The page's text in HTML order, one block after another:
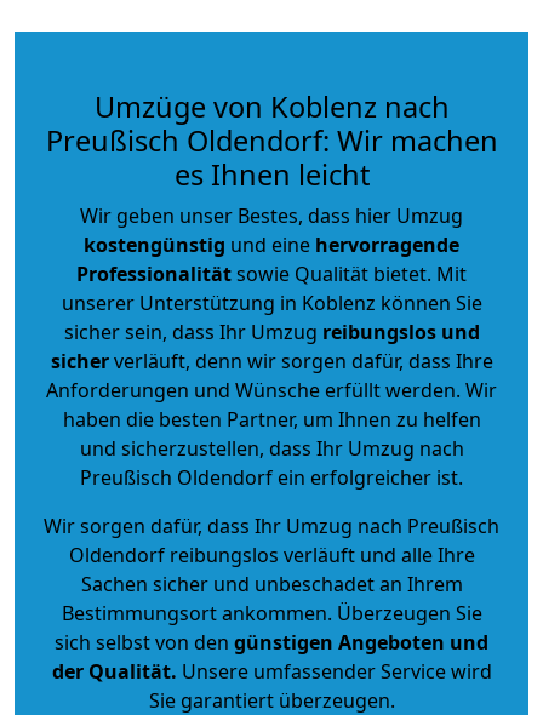
Umzüge von Koblenz nach
Preußisch Oldendorf: Wir machen
es Ihnen leicht
Wir geben unser Bestes, dass hier Umzug
kostengünstig und eine hervorragende
Professionalitätsowie Qualität bietet. Mit
unserer Unterstützung in Koblenz können Sie
sicher sein, dass Ihr Umzug reibungslos und
sicherverläuft, denn wir sorgen dafür, dass Ihre
Anforderungen und Wünsche erfüllt werden. Wir
haben die besten Partner, um Ihnen zu helfen
und sicherzustellen, dass Ihr Umzug nach
Preußisch Oldendorf ein erfolgreicher ist.
Wir sorgen dafür, dass Ihr Umzug nach Preußisch
Oldendorf reibungslos verläuft und alle Ihre
Sachen sicher und unbeschadet an Ihrem
Bestimmungsort ankommen. Überzeugen Sie
sich selbst von den günstigen Angeboten und
der Qualität. Unsere umfassender Service wird
Sie garantiert überzeugen.